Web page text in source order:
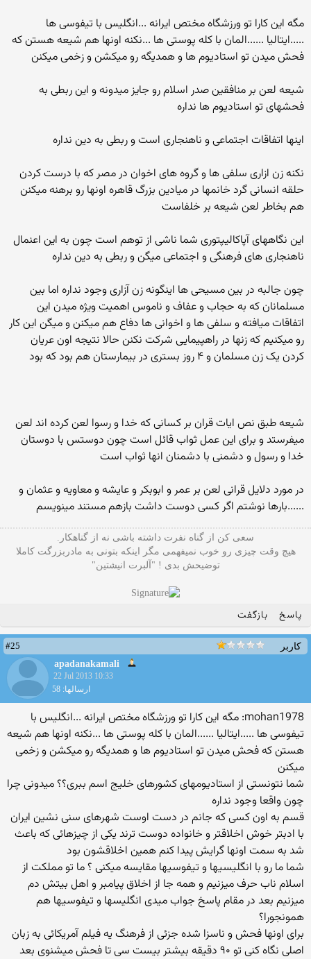
مگه این کارا تو ورزشگاه مختص ایرانه ...انگلیس با تیفوسی ها
.....ایتالیا ......المان با کله پوستی ها ...نکنه اونها هم شیعه هستن که
فحش میدن تو استادیوم ها و همدیگه رو میکشن و زخمی میکنن
شیعه لعن بر منافقین صدر اسلام رو جایز میدونه و این ربطی به
فحشهای تو استادیوم ها نداره
اینها اتفاقات اجتماعی و ناهنجاری است و ربطی به دین نداره
نکنه زن ازاری سلفی ها و گروه های اخوان در مصر که با درست کردن
حلقه انسانی گرد خانمها در میادین بزرگ قاهره اونها رو برهنه میکنن
هم بخاطر لعن شیعه بر خلفاست
این نگاههای آپاکالیپتوری شما ناشی از توهم است چون به این اعنمال
ناهنجاری های فرهنگی و اجتماعی میگن و ربطی به دین نداره
چون جالبه در بین مسیحی ها اینگونه زن آزاری وجود نداره اما بین
مسلمانان که به حجاب و عفاف و ناموس اهمیت ویژه میدن این
اتفاقات میافته و سلفی ها و اخوانی ها دفاع هم میکنن و میگن این کار
رو میکنیم که زنها در راهپیمایی شرکت نکنن حالا نتیجه اون عریان
کردن یک زن مسلمان و ۴ روز بستری در بیمارستان هم بود که بود
شیعه طبق نص ایات قران بر کسانی که خدا و رسوا لعن کرده اند لعن
میفرستد و برای این عمل ثواب قائل است چون دوستس با دوستان
خدا و رسول و دشمنی با دشمنان انها ثواب است
در مورد دلایل قرانی لعن بر عمر و ابوبکر و عایشه و معاویه و عثمان و
......بارها نوشتم اگر کسی دوست داشت بازهم مستند مینویسم
سعی کن از گناه نفرت داشته باشی نه از گناهکار.
هیچ وقت چیزی رو خوب نمیفهمی مگر اینکه بتونی به مادربزرگت کاملا
توضیحش بدی ! "آلبرت انیشتین"
پاسخ بازگفت
کاربر
#25
apadanakamali
22 Jul 2013 10:33
ارسالها: 58
mohan1978: مگه این کارا تو ورزشگاه مختص ایرانه ...انگلیس با
تیفوسی ها .....ایتالیا ......المان با کله پوستی ها ...نکنه اونها هم شیعه
هستن که فحش میدن تو استادیوم ها و همدیگه رو میکشن و زخمی
میکنن
شما نتونستی از استادیومهای کشورهای خلیج اسم ببری؟؟ میدونی چرا
چون واقعا وجود نداره
قسم به اون کسی که جانم در دست اوست شهرهای سنی نشین ایران
با ادبتر خوش اخلاقتر و خانواده دوست ترند یکی از چیزهائی که باعث
شد به سمت اونها گرایش پیدا کنم همین اخلاقشون بود
شما ما رو با انگلیسیها و تیفوسیها مقایسه میکنی ؟ ما تو مملکت از
اسلام ناب حرف میزنیم و همه جا از اخلاق پیامبر و اهل بیتش دم
میزنیم بعد در مقام پاسخ جواب میدی انگلیسها و تیفوسیها هم
همونجورا؟
برای اونها فحش و ناسزا شده جزئی از فرهنگ یه فیلم آمریکائی به زبان
اصلی نگاه کنی تو ۹۰ دقیقه بیشتر بیست سی تا فحش میشنوی بعد